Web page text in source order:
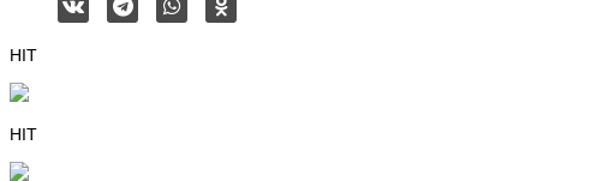
HIT
HIT